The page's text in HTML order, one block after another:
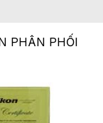
PHÂN PHỐI